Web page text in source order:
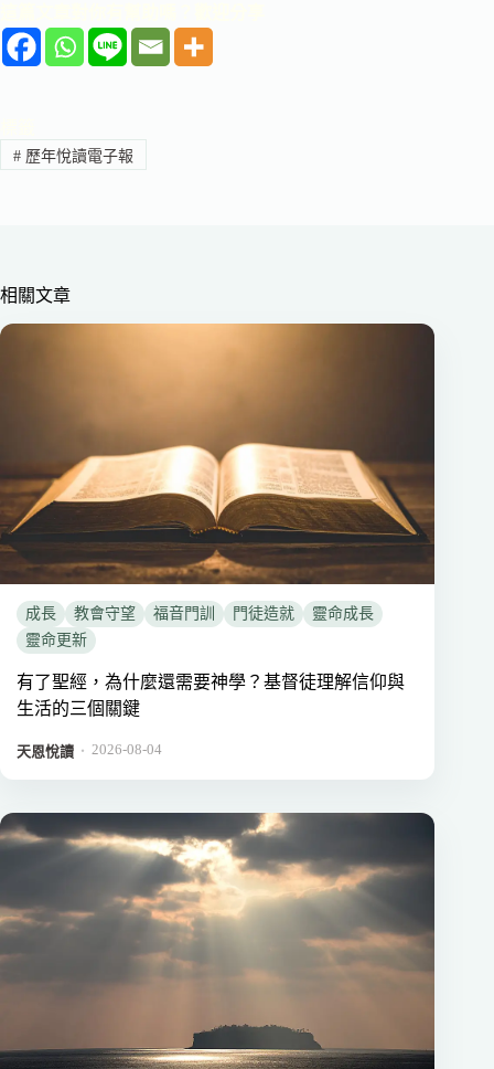
#歷年悅讀電子報
相關文章
成長 教會守望 福音門訓 門徒造就
靈命成長
靈命更新
有了聖經，為什麼還需要神學？基督徒理解信仰與
生活的三個關鍵
天恩悅讀 ． 2026-08-04